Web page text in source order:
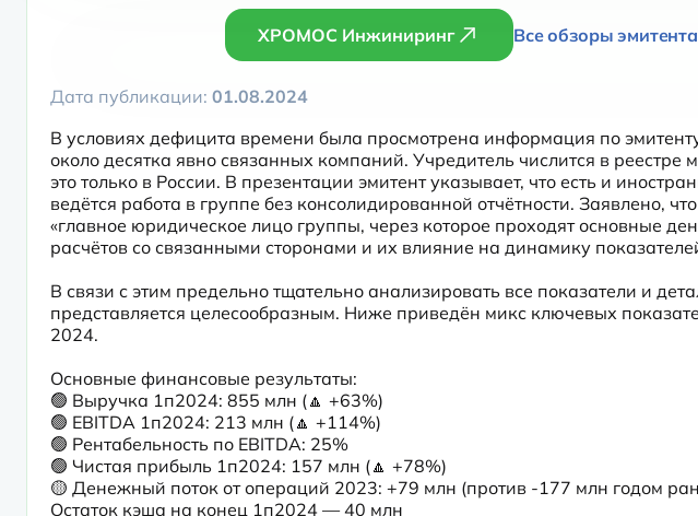
ХРОМОС Инжиниринг Все обзоры эмитента
Дата публикации: 01.08.2024
В условиях дефицита времени была просмотрена информация по
около десятка явно связанных компаний. Учредитель числится в
это только в России. В презентации эмитент указывает, что есть и
ведётся работа в группе без консолидированной отчётности. Заявлено,
«главное юридическое лицо группы, через которое проходят основные
расчётов со связанными сторонами и их влияние на динамику
В связи с этим предельно тщательно анализировать все показатели и
представляется целесообразным. Ниже приведён микс ключевых
2024.
Основные финансовые результаты:
🟢 Выручка 1п2024: 855 млн (🔼 +63%)
🟢 EBITDA 1п2024: 213 млн (🔼 +114%)
🟢 Рентабельность по EBITDA: 25%
🟢 Чистая прибыль 1п2024: 157 млн (🔼 +78%)
🟡 Денежный поток от операций 2023: +79 млн (против -177 млн годом
Остаток кэша на конец 1п2024 — 40 млн